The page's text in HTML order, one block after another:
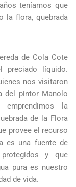
teníamos que
la flora, quebrada
de Cola Cote
preciado líquido.
nos visitaron
del pintor Manolo
la
de la Flora
provee el recurso
es una fuente de
y que
pura es nuestro
de vida.